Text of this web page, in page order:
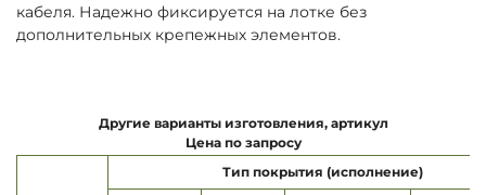
кабеля. Надежно фиксируется на лотке без
дополнительных крепежных элементов.
Другие варианты изготовления, артикул
Цена по запросу
Тип покрытия (исполнение)